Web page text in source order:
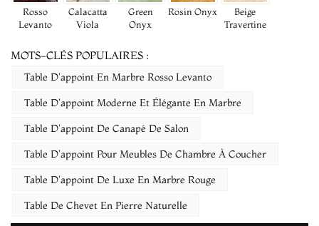
Rosso
Levanto
Calacatta
Viola
Green
Onyx
Rosin Onyx
Beige
Travertine
MOTS-CLÉS POPULAIRES :
Table D'appoint En Marbre Rosso Levanto
Table D'appoint Moderne Et Élégante En Marbre
Table D'appoint De Canapé De Salon
Table D'appoint Pour Meubles De Chambre À Coucher
Table D'appoint De Luxe En Marbre Rouge
Table De Chevet En Pierre Naturelle